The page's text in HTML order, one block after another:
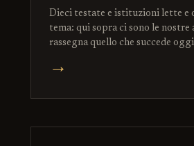
Dieci testate e istituzioni lette e
tema: qui sopra ci sono le nostre
rassegna quello che succede
→